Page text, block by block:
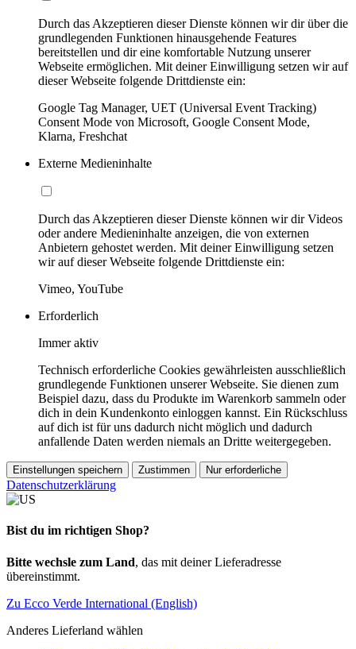
Durch das Akzeptieren dieser Dienste können wir dir über die
grundlegenden Funktionen hinausgehende Features
bereitstellen und dir eine komfortable Nutzung unserer
Webseite ermöglichen. Mit deiner Einwilligung setzen wir auf
dieser Webseite folgende Drittdienste ein:
Google Tag Manager, UET (Universal Event Tracking)
Consent Mode von Microsoft, Google Consent Mode,
Klarna, Freshchat
Externe Medieninhalte
Durch das Akzeptieren dieser Dienste können wir dir Videos
oder andere Medieninhalte anzeigen, die von externen
Anbietern gehostet werden. Mit deiner Einwilligung setzen
wir auf dieser Webseite folgende Drittdienste ein:
Vimeo, YouTube
Erforderlich
Immer aktiv
Technisch erforderliche Cookies gewährleisten ausschließlich
grundlegende Funktionen unserer Webseite. Sie dienen zum
Beispiel dazu, dass du Produkte im Warenkorb sammeln oder
dich in dein Kundenkonto einloggen kannst. Ein Rückschluss
auf dich ist für uns dadurch nicht möglich und dadurch
anfallende Daten werden niemals an Dritte weitergegeben.
Einstellungen speichern Zustimmen Nur erforderliche
Datenschutzerklärung
Bist du im richtigen Shop?
Bitte wechsle zum Land, das mit deiner Lieferadresse
übereinstimmt.
Zu Ecco Verde International (English)
Anderes Lieferland wählen